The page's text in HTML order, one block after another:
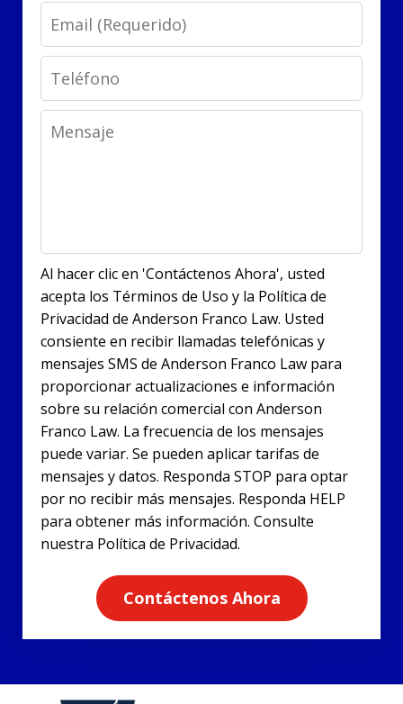
Email
Phone
Message
Al hacer clic en 'Contáctenos Ahora', usted
acepta los Términos de Uso y la Política de
Privacidad de Anderson Franco Law. Usted
consiente en recibir llamadas telefónicas y
mensajes SMS de Anderson Franco Law para
proporcionar actualizaciones e información
sobre su relación comercial con Anderson
Franco Law. La frecuencia de los mensajes
puede variar. Se pueden aplicar tarifas de
mensajes y datos. Responda STOP para optar
por no recibir más mensajes. Responda HELP
para obtener más información. Consulte
nuestra Política de Privacidad.
Contáctenos Ahora